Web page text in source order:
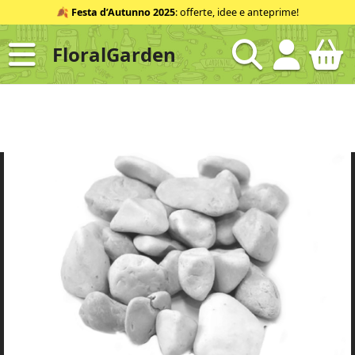
al
contenuto
ID
🍂 Festa d’Autunno 2025: offerte, idee e anteprime!
FloralGarden